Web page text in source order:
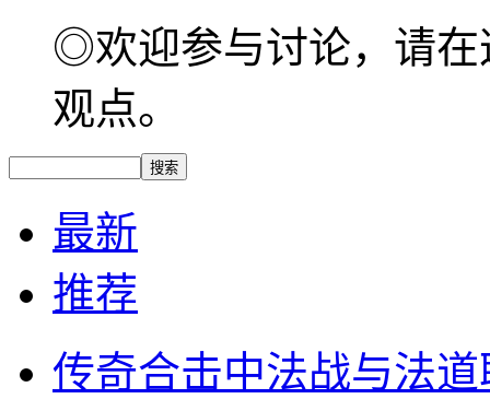
◎欢迎参与讨论，请在
观点。
最新
推荐
传奇合击中法战与法